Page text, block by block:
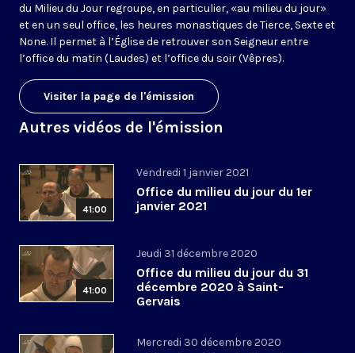
du Milieu du Jour regroupe, en particulier, «au milieu du jour»
et en un seul office, les heures monastiques de Tierce, Sexte et
None. Il permet à l’Église de retrouver son Seigneur entre
l’office du matin (Laudes) et l’office du soir (Vêpres).
Visiter la page de l'émission
Autres vidéos de l'émission
41:00
Vendredi 1 janvier 2021
Office du milieu du jour du 1er
janvier 2021
41:00
Jeudi 31 décembre 2020
Office du milieu du jour du 31
décembre 2020 à Saint-
Gervais
Mercredi 30 décembre 2020